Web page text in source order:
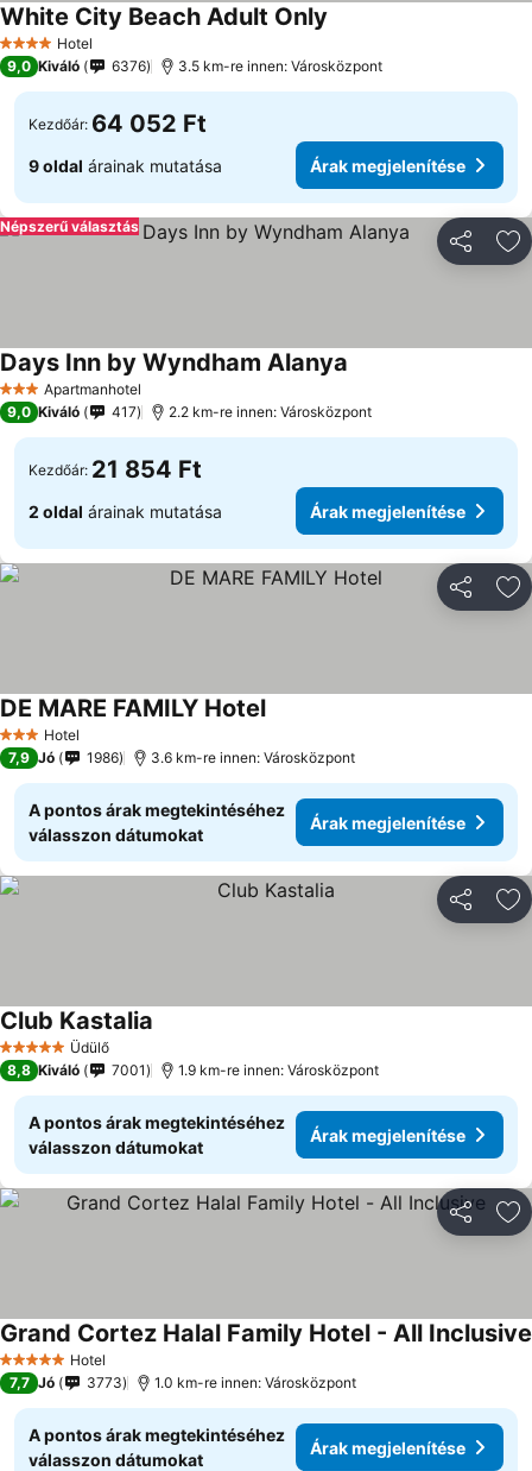
4 KategóriaHotel
White City Beach Adult Only
9,0 Kiváló 6376 3.5 km-re innen: Városközpont
Kezdőár: 64 052 Ft
9 oldal árainak mutatása Árak megjelenítése
Népszerű választás
3 KategóriaApartmanhotel
Days Inn by Wyndham Alanya
9,0 Kiváló 417 2.2 km-re innen: Városközpont
Kezdőár: 21 854 Ft
2 oldal árainak mutatása Árak megjelenítése
3 Kategória
Hotel
DE MARE FAMILY Hotel
7,9 Jó 1986 3.6 km-re innen: Városközpont
A pontos árak megtekintéséhez
válasszon dátumokat
Árak megjelenítése
5 KategóriaÜdülő
Club Kastalia
8,8 Kiváló 7001 1.9 km-re innen: Városközpont
A pontos árak megtekintéséhez
válasszon dátumokat
Árak megjelenítése
5 KategóriaHotel
Grand Cortez Halal Family Hotel - All Inclusive
7,7 Jó 3773 1.0 km-re innen: Városközpont
A pontos árak megtekintéséhez
válasszon dátumokat
Árak megjelenítése